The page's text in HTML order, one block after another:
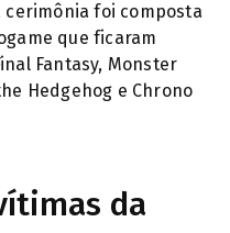
foi composta
que ficaram
Fantasy, Monster
Hedgehog e Chrono
da